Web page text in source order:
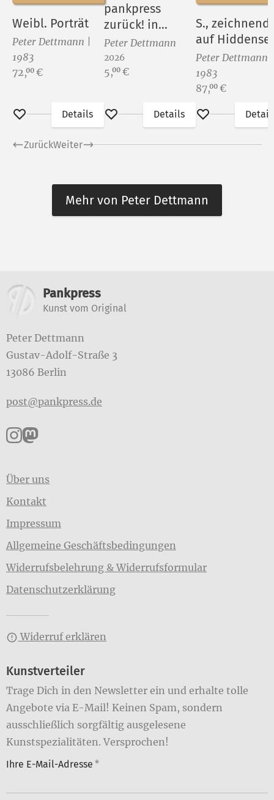
Weibl. Porträt
Peter Dettmann |
1983
Preis:
72,00 €
Merken
Details
pankpress
zurück! in
Pankow
Peter Dettmann
2026
Preis:
5,00 €
Merken
Details
S., zeichnend
auf
Peter Dettmann |
1983
Preis:
87,00 €
Merken
ZurückWeiter
Mehr von Peter Dettmann
Weitere Informationen
Pankpress
Kunst vom Original
Peter Dettmann
Gustav-Adolf-Straße 3
13086 Berlin
post@pankpress.de
Pankpress auf Instagram
Pankpress auf Mastodon
Über uns
Kontakt
Impressum
Allgemeine Geschäftsbedingungen
Widerrufsbelehrung & Widerrufsformular
Datenschutzerklärung
Widerruf erklären
Kunstverteiler
Trage Dich in den Newsletter ein und erhalte tolle
Angebote via E-Mail! Keinen Spam, sondern
ausschließlich sorgfältig ausgelesene
Kunstspezialitäten. Versprochen!
Ihre E-Mail-Adresse *